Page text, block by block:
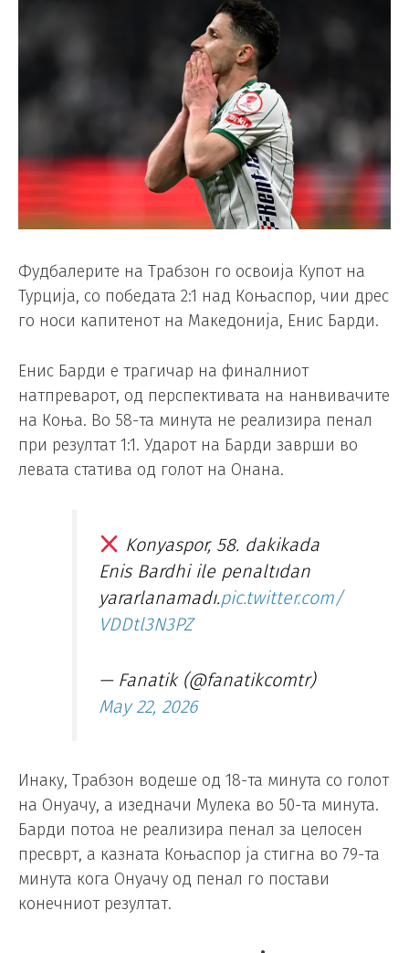
Фудбалерите на Трабзон го освоија Купот на
Турција, со победата 2:1 над Коњаспор, чии дрес
го носи капитенот на Македонија, Енис Барди.
Енис Барди е трагичар на финалниот
натпреварот, од перспективата на нанвивачите
на Коња. Во 58-та минута не реализира пенал
при резултат 1:1. Ударот на Барди заврши во
левата статива од голот на Онана.
Konyaspor, 58. dakikada
Enis Bardhi ile penaltıdan
yararlanamadı.pic.twitter.com/
VDDtl3N3PZ
— Fanatik (@fanatikcomtr)
May 22, 2026
Инаку, Трабзон водеше од 18-та минута со голот
на Онуачу, а изедначи Мулека во 50-та минута.
Барди потоа не реализира пенал за целосен
пресврт, а казната Коњаспор ја стигна во 79-та
минута кога Онуачу од пенал го постави
конечниот резултат.